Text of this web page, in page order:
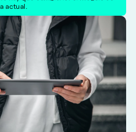
actual.